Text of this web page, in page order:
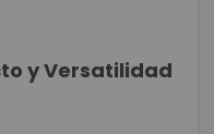
y Versatilidad